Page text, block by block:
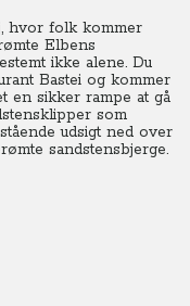
hvor folk kommer
Elbens
ikke alene. Du
Bastei og kommer
en sikker rampe at gå
som
udsigt ned over
sandstensbjerge.